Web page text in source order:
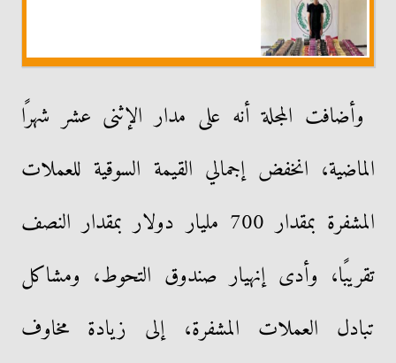
وأضافت المجلة أنه على مدار الإثنى عشر شهرًا
الماضية، انخفض إجمالي القيمة السوقية للعملات
المشفرة بمقدار 700 مليار دولار بمقدار النصف
تقريبًا، وأدى إنهيار صندوق التحوط، ومشاكل
تبادل العملات المشفرة، إلى زيادة مخاوف